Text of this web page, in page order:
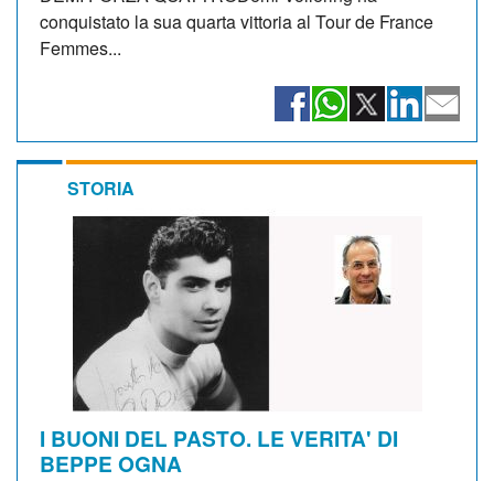
conquistato la sua quarta vittoria al Tour de France
Femmes...
STORIA
I BUONI DEL PASTO. LE VERITA' DI
BEPPE OGNA